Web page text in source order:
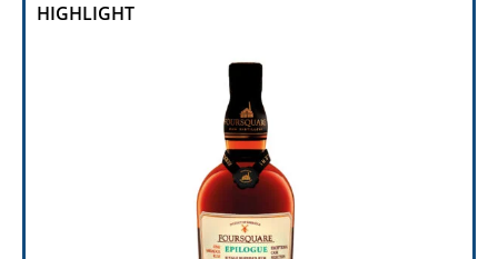
HIGHLIGHT